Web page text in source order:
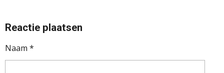
Reactie plaatsen
Naam *